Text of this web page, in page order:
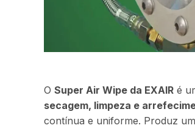
O Super Air Wipe da EXAIR é
secagem, limpeza e
contínua e uniforme. Produz